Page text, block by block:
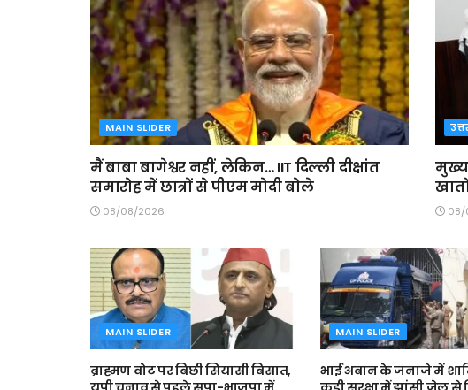
MAIN SLIDER
मैं बाबा बागेश्वर नहीं, लेकिन… IIT दिल्ली दीक्षांत
समारोह में छात्रों से पीएम मोदी बोले
08/08/2026 08/
MAIN SLIDER
ब्राह्मण वोट पर बिछी सियासी बिसात,
MAIN SLIDER
भाई अबान के जनाजे में